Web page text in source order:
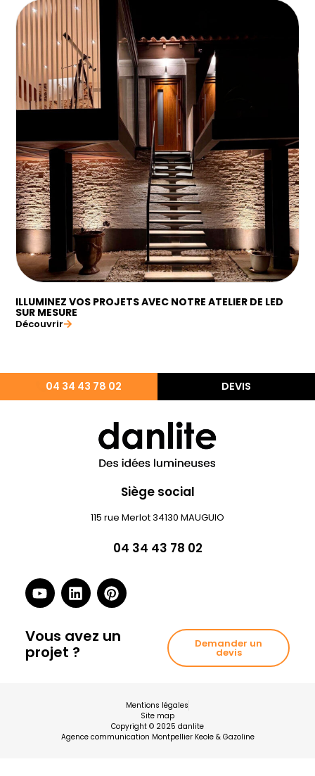
ILLUMINEZ VOS PROJETS AVEC NOTRE ATELIER DE LED
SUR MESURE
Découvrir
04 34 43 78 02 DEVIS
Siège social
115 rue Merlot 34130 MAUGUIO
04 34 43 78 02
Vous avez un
projet ?
Demander un
devis
Mentions légales
Site map
Copyright © 2025 danlite
Agence communication Montpellier Keole & Gazoline